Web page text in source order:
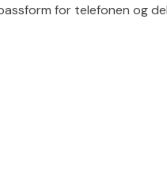
for telefonen og